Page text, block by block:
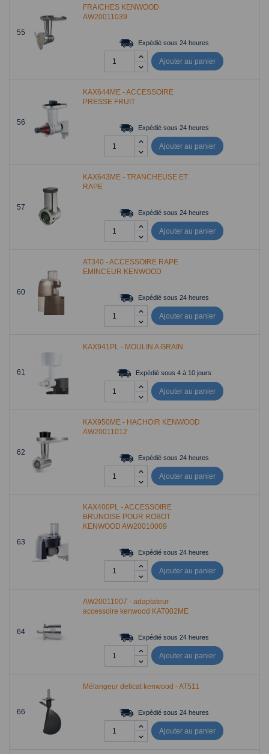
55
FRAICHES KENWOOD
AW20011039
Expédié sous 24 heures
Ajouter au panier
56
KAX644ME - ACCESSOIRE
PRESSE FRUIT
Expédié sous 24 heures
Ajouter au panier
57
KAX643ME - TRANCHEUSE ET
RAPE
Expédié sous 24 heures
Ajouter au panier
60
AT340 - ACCESSOIRE RAPE
EMINCEUR KENWOOD
Expédié sous 24 heures
Ajouter au panier
61
KAX941PL - MOULIN A GRAIN
Expédié sous 4 à 10 jours
Ajouter au panier
62
KAX950ME - HACHOIR KENWOOD
AW20011012
Expédié sous 24 heures
Ajouter au panier
63
KAX400PL - ACCESSOIRE
BRUNOISE POUR ROBOT
KENWOOD AW20010009
Expédié sous 24 heures
Ajouter au panier
64
AW20011007 - adaptateur
accessoire kenwood KAT002ME
Expédié sous 24 heures
Ajouter au panier
66
Mélangeur delicat kenwood - AT511
Expédié sous 24 heures
Ajouter au panier